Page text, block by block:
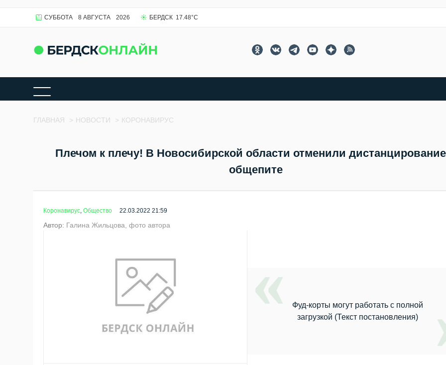
СУББОТА 8 АВГУСТА 2026 БЕРДСК 17.48°C
ГЛАВНАЯ > НОВОСТИ > КОРОНАВИРУС
Плечом к плечу! В Новосибирской области отменили
общепите
Коронавирус,Общество 22.03.2022 21:59
Автор: Галина Жильцова, фото автора
Фуд-корты могут работать с полной
загрузкой (Текст постановления)